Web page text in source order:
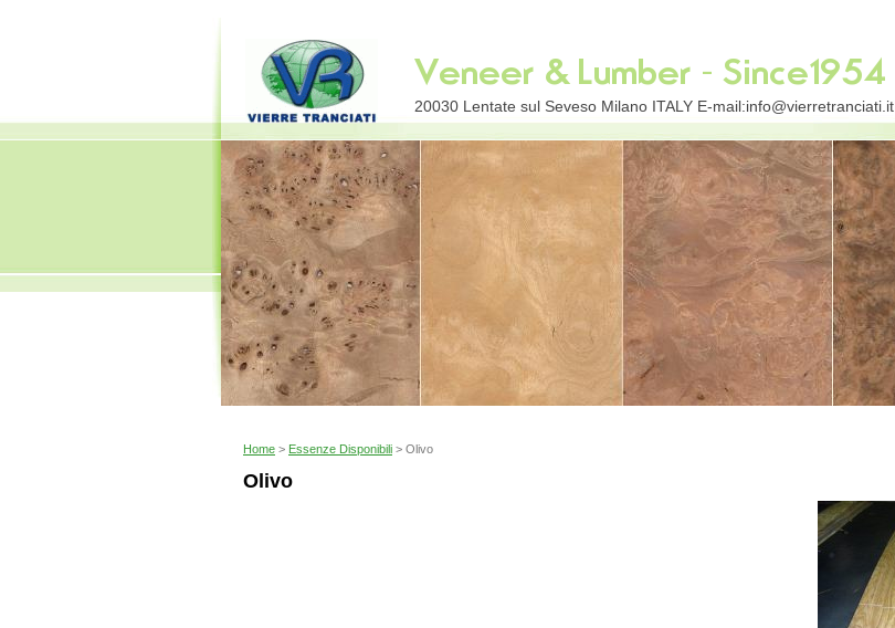
20030 Lentate sul Seveso Milano ITALY E-mail:info@vierretranciati.it
Home > Essenze Disponibili > Olivo
Olivo